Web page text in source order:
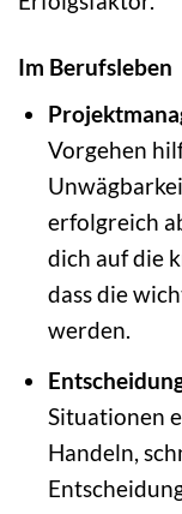
Im Berufsleben
Vorgehen
erfolgreich
dich auf die
dass die
werden.
Situationen
Handeln,